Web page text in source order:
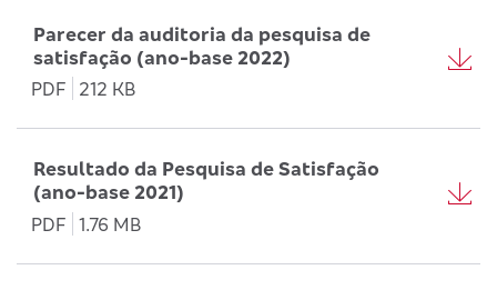
Parecer da auditoria da pesquisa de
satisfação (ano-base 2022)
PDF
212 KB
Resultado da Pesquisa de Satisfação
(ano-base 2021)
PDF 1.76 MB